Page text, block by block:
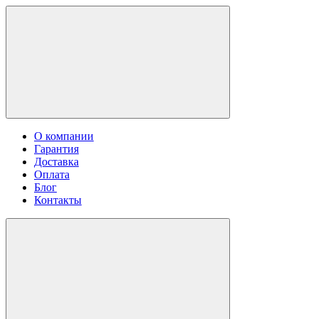
О компании
Гарантия
Доставка
Оплата
Блог
Контакты